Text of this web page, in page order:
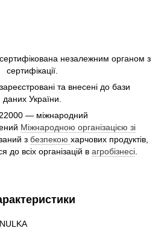
незалежним органом з
сертифікації.
та внесені до бази
даних України.
— міжнародний
Міжнародною організацією зі
з безпекою харчових продуктів,
до всіх організацій в агробізнесі.